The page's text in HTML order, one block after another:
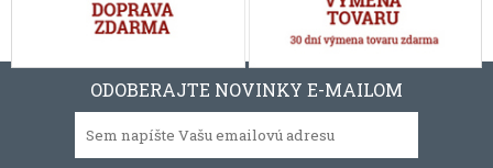
ODOBERAJTE NOVINKY E-MAILOM